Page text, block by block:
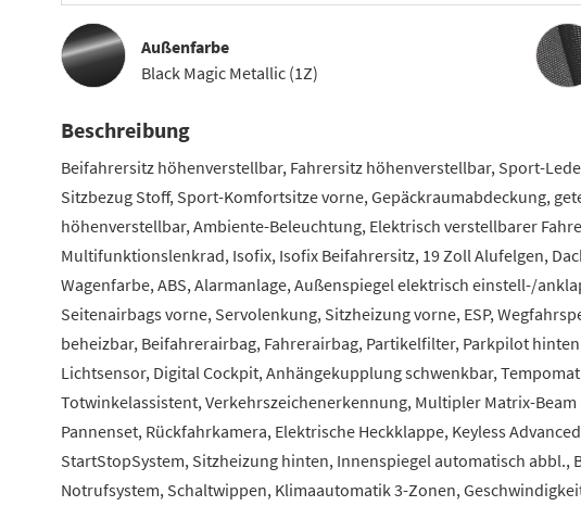
Außenfarbe
Black Magic Metallic (1Z)
Beschreibung
Beifahrersitz höhenverstellbar, Fahrersitz höhenverstellbar, Sport-
Sitzbezug Stoff, Sport-Komfortsitze vorne, Gepäckraumabdeckung,
höhenverstellbar, Ambiente-Beleuchtung, Elektrisch verstellbarer
Multifunktionslenkrad, Isofix, Isofix Beifahrersitz, 19 Zoll Alufelgen,
Wagenfarbe, ABS, Alarmanlage, Außenspiegel elektrisch einstell-/
Seitenairbags vorne, Servolenkung, Sitzheizung vorne, ESP,
beheizbar, Beifahrerairbag, Fahrerairbag, Partikelfilter, Parkpilot
Lichtsensor, Digital Cockpit, Anhängekupplung schwenkbar,
Totwinkelassistent, Verkehrszeichenerkennung, Multipler Matrix-
Pannenset, Rückfahrkamera, Elektrische Heckklappe, Keyless
StartStopSystem, Sitzheizung hinten, Innenspiegel automatisch abbl.,
Notrufsystem, Schaltwippen, Klimaautomatik 3-Zonen,